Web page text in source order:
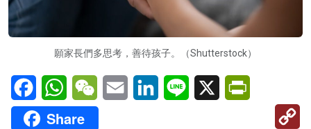
願家長們多思考，善待孩子。（Shutterstock）
FacebookWhatsAppWeChatEmail LinkedInLine X
Share